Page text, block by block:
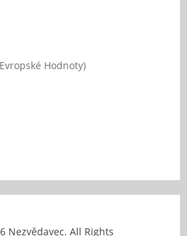
Hodnoty)
Nezvědavec. All Rights